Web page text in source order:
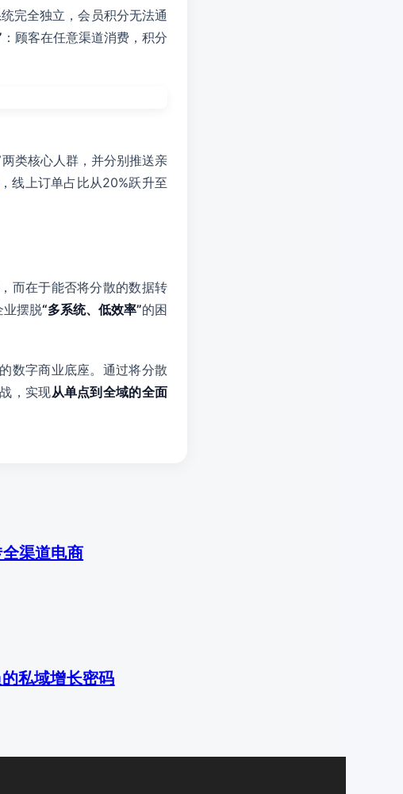
完全独立，会员积分无法通
：顾客在任意渠道消费，积分
两类核心人群，并分别推送亲
，线上订单占比从20%跃升至
而在于能否将分散的数据转
业摆脱“多系统、低效率”的困
数字商业底座。通过将分散
，实现从单点到全域的全面
渠道电商
私域增长密码